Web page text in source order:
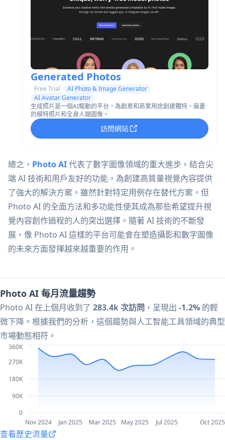
Generated Photos
Free Trial
AI Photo & Image Generator
AI Avatar Generator
生成照片是一個AI驅動的平台，為創意和商業用途創建獨特、無憂
的模特照片和全身人類圖像。
訪問網站
總之， Photo AI代表了數字圖像領域的重大進步。結合尖
端 AI 技術和用戶友好的功能，為創建高質量視覺內容提供
了強大的解決方案。雖然針對特定用例存在替代方案，但
Photo AI 的全面方法和多功能性使其成為那些希望提升視
覺內容創作過程的人的突出選擇。隨著 AI 技術的不斷發
展，像 Photo AI 這樣的平台可能會在塑造攝影和數字圖像
的未來方面發揮越來越重要的作用。
Photo AI 每月流量趨勢
Photo AI 在上個月收到了 283.4k 次訪問 ，呈現出 -1.2% 的輕
微下降。根據我們的分析，這個趨勢與人工智能工具領域的典型
市場動態相符。
Nov 2024 Jan 2025 Mar 2025 May 2025 Jul 2025 Oct 2025
0
90K
180K
270K
360K
查看歷史流量